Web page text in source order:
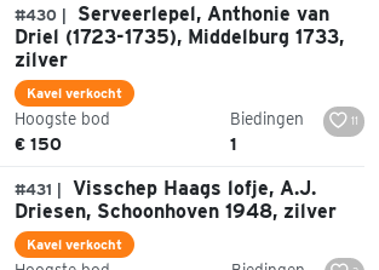
#430 |
Serveerlepel, Anthonie van
Driel (1723-1735), Middelburg 1733,
zilver
Kavel verkocht
Hoogste bod
€ 150
Biedingen
1
11
#431 |
Visschep Haags lofje, A.J.
Driesen, Schoonhoven 1948, zilver
Kavel verkocht